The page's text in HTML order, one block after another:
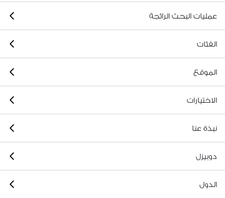
عمليات البحث الرائجة
الفئات
الموقع
الاختيارات
نبذة عنا
دوبيزل
الدول